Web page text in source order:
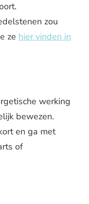
zou
ze hier vinden in
werking
bewezen.
en ga met
of